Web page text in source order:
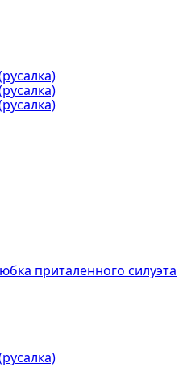
приталенного силуэта